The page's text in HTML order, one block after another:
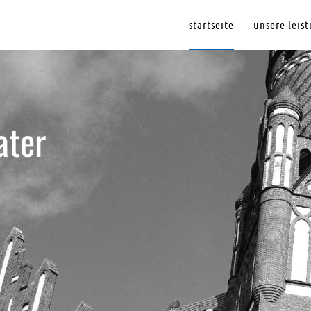
startseite unsere
ter